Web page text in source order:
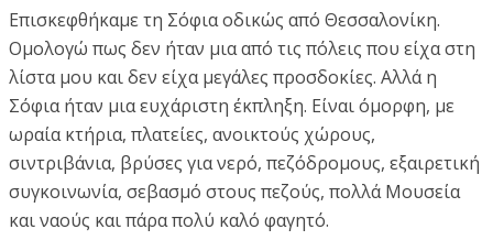
Επισκεφθήκαμε τη Σόφια οδικώς από Θεσσαλονίκη.
Ομολογώ πως δεν ήταν μια από τις πόλεις που είχα στη
λίστα μου και δεν είχα μεγάλες προσδοκίες. Αλλά η
Σόφια ήταν μια ευχάριστη έκπληξη. Είναι όμορφη, με
ωραία κτήρια, πλατείες, ανοικτούς χώρους,
σιντριβάνια, βρύσες για νερό, πεζόδρομους, εξαιρετική
συγκοινωνία, σεβασμό στους πεζούς, πολλά Μουσεία
και ναούς και πάρα πολύ καλό φαγητό.